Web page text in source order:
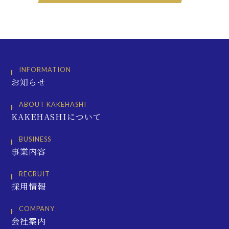
INFORMATION
お知らせ
ABOUT KAKEHASHI
KAKEHASHIについて
BUSINESS
事業内容
RECRUIT
採用情報
COMPANY
会社案内